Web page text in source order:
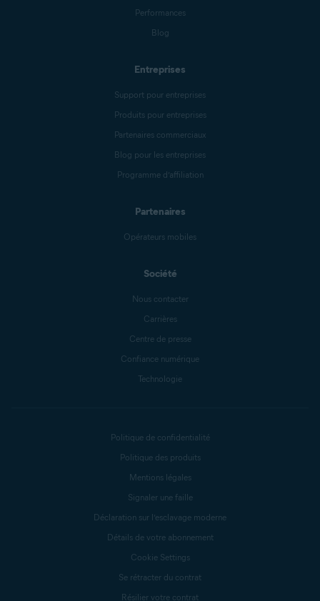
Performances
Blog
Entreprises
Support pour entreprises
Produits pour entreprises
Partenaires commerciaux
Blog pour les entreprises
Programme d’affiliation
Partenaires
Opérateurs mobiles
Société
Nous contacter
Carrières
Centre de presse
Confiance numérique
Technologie
Politique de confidentialité
Politique des produits
Mentions légales
Signaler une faille
Déclaration sur l’esclavage moderne
Détails de votre abonnement
Cookie Settings
Se rétracter du contrat
Résilier votre contrat